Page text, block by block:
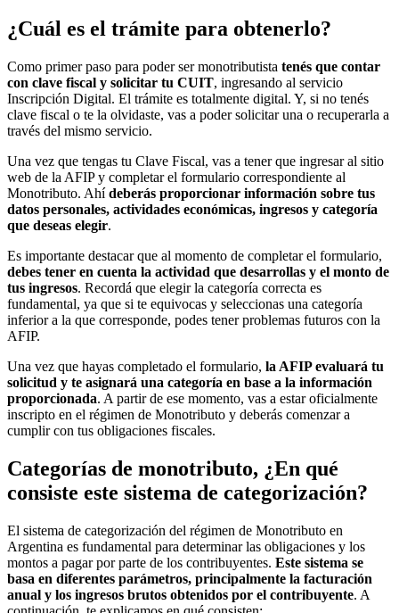
¿Cuál es el trámite para obtenerlo?
Como primer paso para poder ser monotributista tenés que contar
con clave fiscal y solicitar tu CUIT, ingresando al servicio
Inscripción Digital. El trámite es totalmente digital. Y, si no tenés
clave fiscal o te la olvidaste, vas a poder solicitar una o recuperarla a
través del mismo servicio.
Una vez que tengas tu Clave Fiscal, vas a tener que ingresar al sitio
web de la AFIP y completar el formulario correspondiente al
Monotributo. Ahídeberás proporcionar información sobre tus
datos personales, actividades económicas, ingresos y categoría
que deseas elegir.
Es importante destacar que al momento de completar el formulario,
debes tener en cuenta la actividad que desarrollas y el monto de
tus ingresos. Recordá que elegir la categoría correcta es
fundamental, ya que si te equivocas y seleccionas una categoría
inferior a la que corresponde, podes tener problemas futuros con la
AFIP.
Una vez que hayas completado el formulario, la AFIP evaluará tu
solicitud y te asignará una categoría en base a la información
proporcionada. A partir de ese momento, vas a estar oficialmente
inscripto en el régimen de Monotributo y deberás comenzar a
cumplir con tus obligaciones fiscales.
Categorías de monotributo, ¿En qué
consiste este sistema de categorización?
El sistema de categorización del régimen de Monotributo en
Argentina es fundamental para determinar las obligaciones y los
montos a pagar por parte de los contribuyentes. Este sistema se
basa en diferentes parámetros, principalmente la facturación
anual y los ingresos brutos obtenidos por el contribuyente. A